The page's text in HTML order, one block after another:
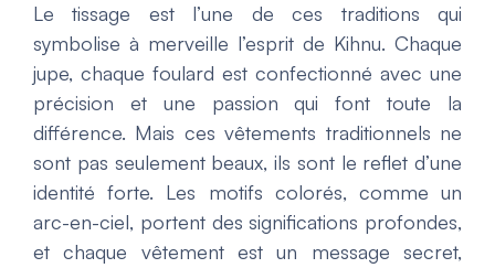
Le tissage est l’une de ces traditions qui
symbolise à merveille l’esprit de Kihnu. Chaque
jupe, chaque foulard est confectionné avec une
précision et une passion qui font toute la
différence. Mais ces vêtements traditionnels ne
sont pas seulement beaux, ils sont le reflet d’une
identité forte. Les motifs colorés, comme un
arc-en-ciel, portent des significations profondes,
et chaque vêtement est un message secret,